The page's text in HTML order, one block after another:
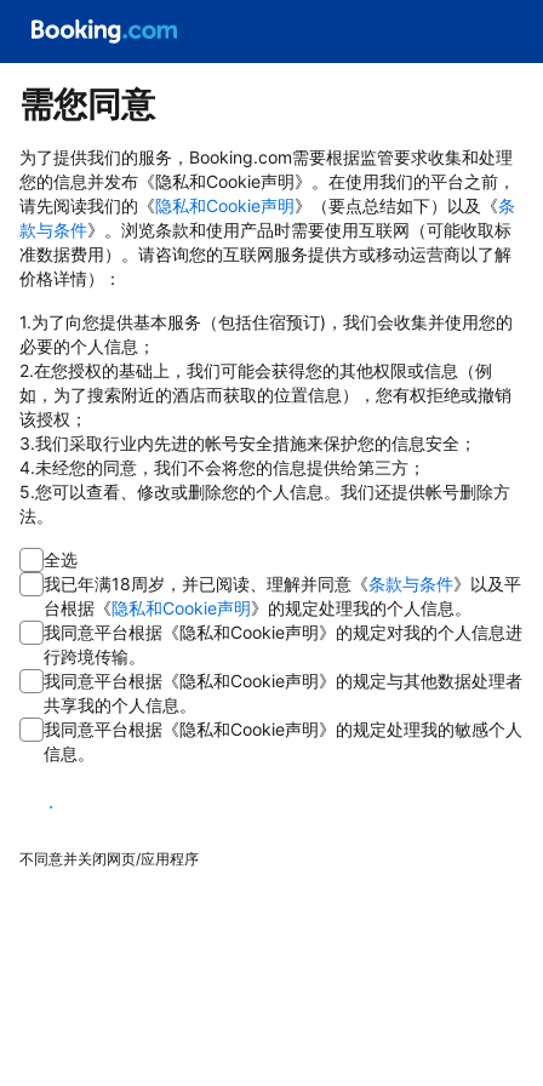
需您同意
为了提供我们的服务，Booking.com需要根据监管要求收集和处理
您的信息并发布《隐私和Cookie声明》。在使用我们的平台之前，
请先阅读我们的《隐私和Cookie声明》（要点总结如下）以及《条
款与条件》。浏览条款和使用产品时需要使用互联网（可能收取标
准数据费用）。请咨询您的互联网服务提供方或移动运营商以了解
价格详情）：
1.为了向您提供基本服务（包括住宿预订)，我们会收集并使用您的
必要的个人信息；
2.在您授权的基础上，我们可能会获得您的其他权限或信息（例
如，为了搜索附近的酒店而获取的位置信息），您有权拒绝或撤销
该授权；
3.我们采取行业内先进的帐号安全措施来保护您的信息安全；
4.未经您的同意，我们不会将您的信息提供给第三方；
5.您可以查看、修改或删除您的个人信息。我们还提供帐号删除方
法。
全选
我已年满18周岁，并已阅读、理解并同意《条款与条件》以及平
台根据《隐私和Cookie声明》的规定处理我的个人信息。
我同意平台根据《隐私和Cookie声明》的规定对我的个人信息进
行跨境传输。
我同意平台根据《隐私和Cookie声明》的规定与其他数据处理者
共享我的个人信息。
我同意平台根据《隐私和Cookie声明》的规定处理我的敏感个人
信息。
同意
不同意并关闭网页/应用程序